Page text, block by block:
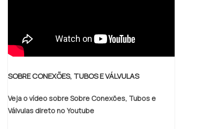
SOBRE CONEXÕES, TUBOS E VÁLVULAS
Veja o vídeo sobre Sobre Conexões, Tubos e
Válvulas direto no Youtube